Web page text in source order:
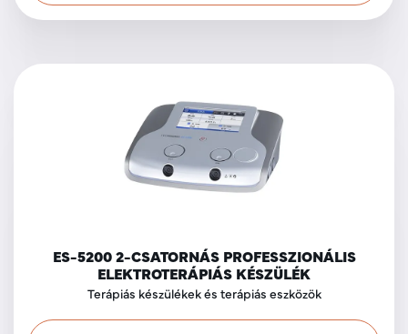
ES-5200 2-CSATORNÁS PROFESSZIONÁLIS
ELEKTROTERÁPIÁS KÉSZÜLÉK
Terápiás készülékek és terápiás eszközök